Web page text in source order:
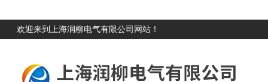
欢迎来到上海润柳电气有限公司网站！